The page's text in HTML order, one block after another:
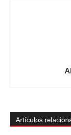
Artículos